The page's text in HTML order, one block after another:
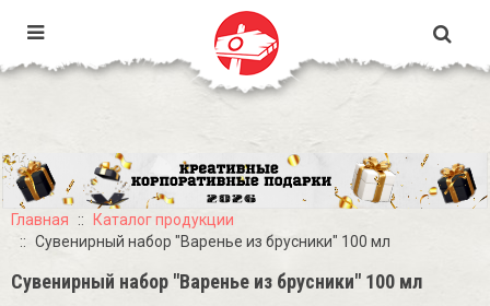
Главная
Каталог продукции
Сувенирный набор "Варенье из брусники" 100 мл
Сувенирный набор "Варенье из брусники" 100 мл